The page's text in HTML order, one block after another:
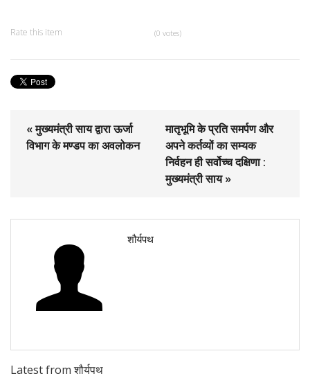
Rate this item (0 votes)
« मुख्यमंत्री साय द्वारा ऊर्जा
विभाग के मण्डप का अवलोकन
मातृभूमि के प्रति समर्पण और
अपने कर्तव्यों का सम्यक
निर्वहन ही सर्वोच्च दक्षिणा :
मुख्यमंत्री साय »
शौर्यपथ
Latest from शौर्यपथ